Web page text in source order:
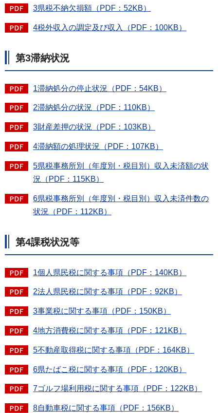
3県税不納欠損額（PDF：52KB）
4税外収入の調定及び収入（PDF：100KB）
第3滞納状況
1滞納処分の停止状況（PDF：54KB）
2滞納処分の状況（PDF：110KB）
3財産差押の状況（PDF：103KB）
4滞納額の処理状況（PDF：107KB）
5県税事務所別（年度別・税目別）収入未済額の状
況（PDF：115KB）
6県税事務所別（年度別・税目別）収入未済件数の
状況（PDF：112KB）
第4課税状況等
1個人県民税に関する事項（PDF：140KB）
2法人県民税に関する事項（PDF：92KB）
3事業税に関する事項（PDF：150KB）
4地方消費税に関する事項（PDF：121KB）
5不動産取得税に関する事項（PDF：164KB）
6県たばこ税に関する事項（PDF：120KB）
7ゴルフ場利用税に関する事項（PDF：122KB）
8自動車税に関する事項（PDF：156KB）